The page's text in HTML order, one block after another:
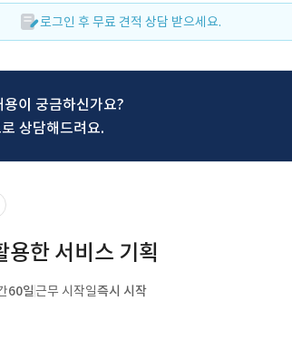
로그인 후 무료 견적 상담 받으세요.
이 궁금하신가요?
상담해드려요.
용한 서비스 기획
60일근무 시작일즉시 시작